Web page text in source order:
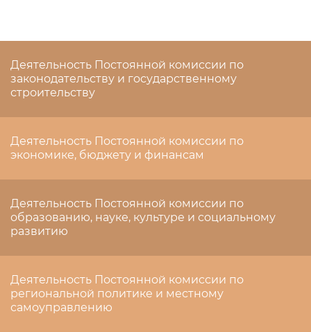
Деятельность Постоянной комиссии по
законодательству и государственному
строительству
Деятельность Постоянной комиссии по
экономике, бюджету и финансам
Деятельность Постоянной комиссии по
образованию, науке, культуре и социальному
развитию
Деятельность Постоянной комиссии по
региональной политике и местному
самоуправлению